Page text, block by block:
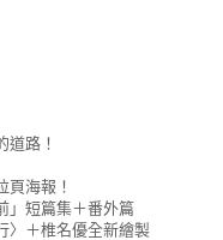
道路！
頁海報！
」短篇集＋番外篇
〉＋椎名優全新繪製